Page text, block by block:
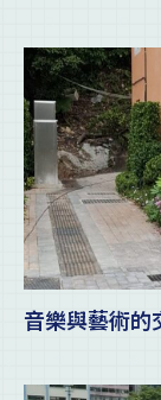
音樂與藝術的